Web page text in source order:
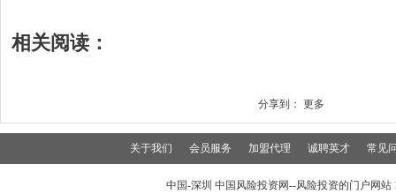
相关阅读：
分享到： 更多
关于我们 会员服务 加盟代理 诚聘英才 常见
中国-深圳 中国风险投资网--风险投资的门户网